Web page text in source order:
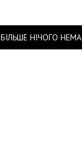
БІЛЬШЕ НІЧОГО НЕМА